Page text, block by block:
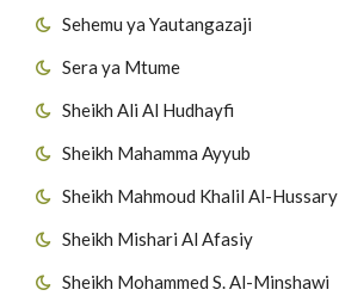
Sehemu ya Yautangazaji
Sera ya Mtume
Sheikh Ali Al Hudhayfi
Sheikh Mahamma Ayyub
Sheikh Mahmoud Khalil Al-Hussary
Sheikh Mishari Al Afasiy
Sheikh Mohammed S. Al-Minshawi